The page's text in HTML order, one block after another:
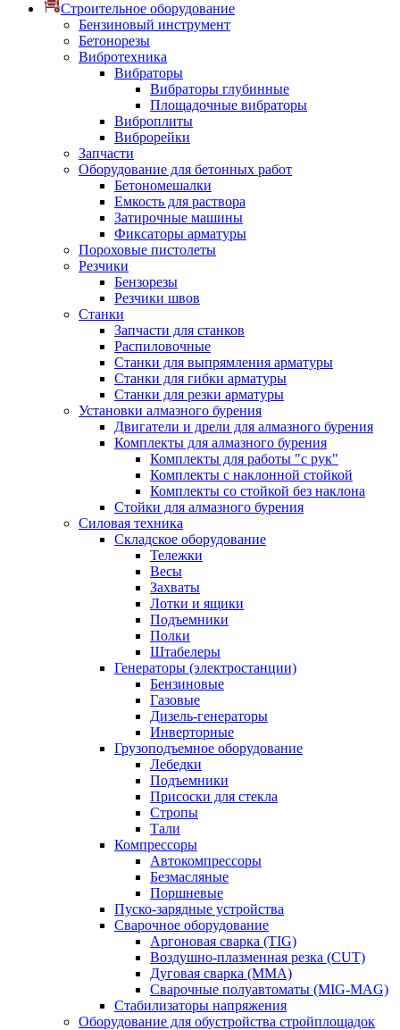
Строительное оборудование
Бензиновый инструмент
Бетонорезы
Вибротехника
Вибраторы
Вибраторы глубинные
Площадочные вибраторы
Виброплиты
Виброрейки
Запчасти
Оборудование для бетонных работ
Бетономешалки
Емкость для раствора
Затирочные машины
Фиксаторы арматуры
Пороховые пистолеты
Резчики
Бензорезы
Резчики швов
Станки
Запчасти для станков
Распиловочные
Станки для выпрямления арматуры
Станки для гибки арматуры
Станки для резки арматуры
Установки алмазного бурения
Двигатели и дрели для алмазного бурения
Комплекты для алмазного бурения
Комплекты для работы "с рук"
Комплекты с наклонной стойкой
Комплекты со стойкой без наклона
Стойки для алмазного бурения
Силовая техника
Складское оборудование
Тележки
Весы
Захваты
Лотки и ящики
Подъемники
Полки
Штабелеры
Генераторы (электростанции)
Бензиновые
Газовые
Дизель-генераторы
Инверторные
Грузоподъемное оборудование
Лебедки
Подъемники
Присоски для стекла
Стропы
Тали
Компрессоры
Автокомпрессоры
Безмасляные
Поршневые
Пуско-зарядные устройства
Сварочное оборудование
Аргоновая сварка (TIG)
Воздушно-плазменная резка (CUT)
Дуговая сварка (ММА)
Сварочные полуавтоматы (MIG-MAG)
Стабилизаторы напряжения
Оборудование для обустройства стройплощадок